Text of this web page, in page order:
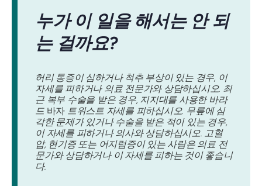
누가 이 일을 해서는 안 되
는 걸까요?
허리 통증이 심하거나 척추 부상이 있는 경우, 이
자세를 피하거나 의료 전문가와 상담하십시오. 최
근 복부 수술을 받은 경우, 지지대를 사용한 바라
드 바자 트위스트 자세를 피하십시오. 무릎에 심
각한 문제가 있거나 수술을 받은 적이 있는 경우,
이 자세를 피하거나 의사와 상담하십시오. 고혈
압, 현기증 또는 어지럼증이 있는 사람은 의료 전
문가와 상담하거나 이 자세를 피하는 것이 좋습니
다.